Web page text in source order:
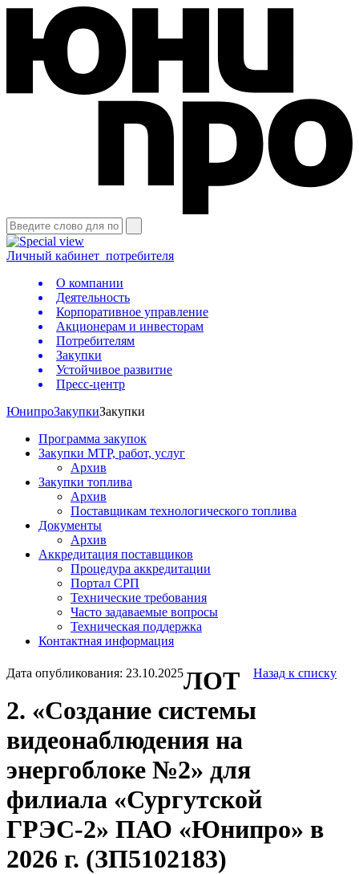
Личный кабинет потребителя
О компании
Деятельность
Корпоративное управление
Акционерам и инвесторам
Потребителям
Закупки
Устойчивое развитие
Пресс-центр
ЮнипроЗакупкиЗакупки
Программа закупок
Закупки МТР, работ, услуг
Архив
Закупки топлива
Архив
Поставщикам технологического топлива
Документы
Архив
Аккредитация поставщиков
Процедура аккредитации
Портал СРП
Технические требования
Часто задаваемые вопросы
Техническая поддержка
Контактная информация
Дата опубликования: 23.10.2025 Назад к списку
ЛОТ
2. «Создание cистемы
видеонаблюдения на
энергоблоке №2» для
филиала «Сургутской
ГРЭС-2» ПАО «Юнипро» в
2026 г. (ЗП5102183)